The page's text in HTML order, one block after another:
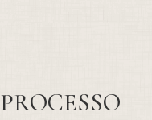
PROCESSO